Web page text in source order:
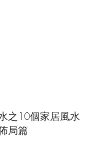
之10個家居風水
局篇